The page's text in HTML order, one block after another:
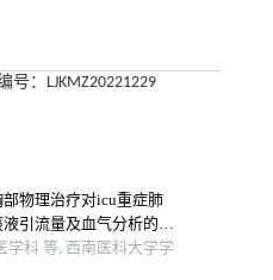
：LJKMZ20221229